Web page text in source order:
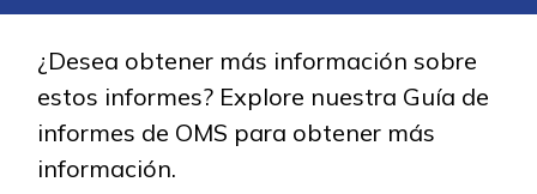
Estudiar
Programas de
¿Desea obtener más información sobre
estos informes? Explore nuestra Guía de
informes de OMS para obtener más
información.